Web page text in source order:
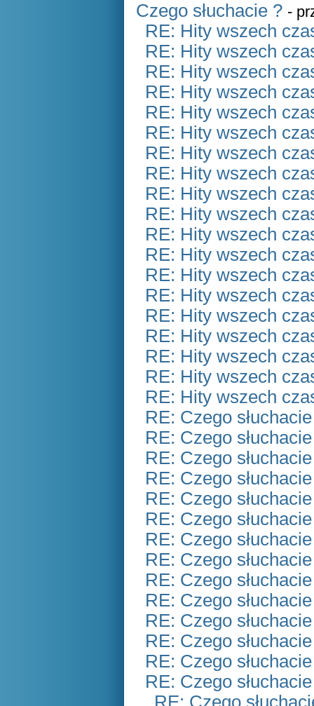
Czego słuchacie ? -
RE: Hity wszech
RE: Hity wszech
RE: Hity wszech
RE: Hity wszech
RE: Hity wszech
RE: Hity wszech
RE: Hity wszech
RE: Hity wszech
RE: Hity wszech
RE: Hity wszech
RE: Hity wszech
RE: Hity wszech
RE: Hity wszech
RE: Hity wszech
RE: Hity wszech
RE: Hity wszech
RE: Hity wszech
RE: Hity wszech
RE: Hity wszech
RE: Czego
RE: Czego
RE: Czego
RE: Czego
RE: Czego
RE: Czego
RE: Czego
RE: Czego
RE: Czego
RE: Czego
RE: Czego
RE: Czego
RE: Czego
RE: Czego
RE: Czego